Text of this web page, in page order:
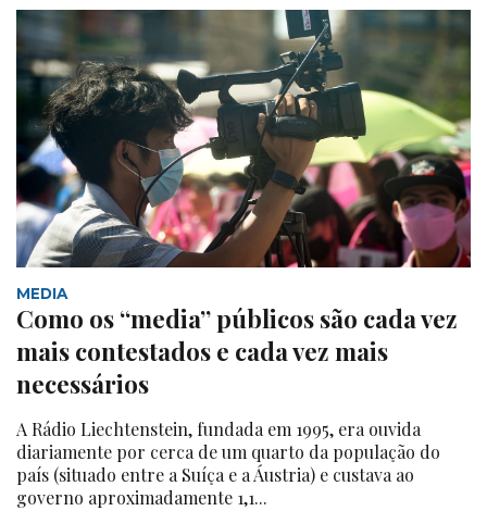
MEDIA
Como os “media” públicos são cada vez
mais contestados e cada vez mais
necessários
A Rádio Liechtenstein, fundada em 1995, era ouvida
diariamente por cerca de um quarto da população do
país (situado entre a Suíça e a Áustria) e custava ao
governo aproximadamente 1,1...